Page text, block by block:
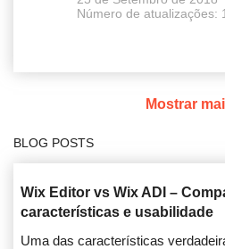
Número de atualizações: 1
Mostrar
BLOG POSTS
Wix Editor vs Wix ADI –
características e usabilidade
Uma das características